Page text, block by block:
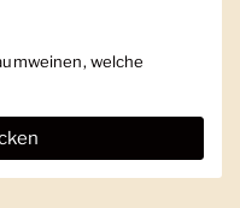
welche